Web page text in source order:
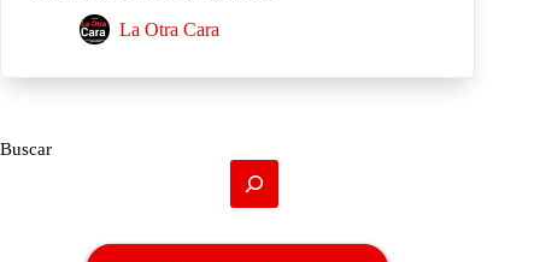
La Otra Cara
Buscar